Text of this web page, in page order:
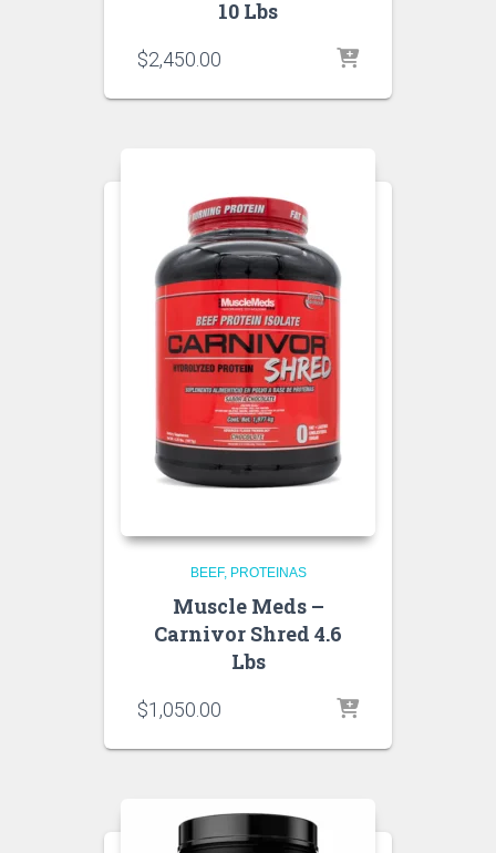
10 Lbs
$2,450.00
BEEF PROTEINAS
Muscle Meds –
Carnivor Shred 4.6
Lbs
$1,050.00